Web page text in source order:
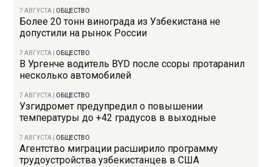
7 АВГУСТА ОБЩЕСТВО
Более 20 тонн винограда из Узбекистана не
допустили на рынок России
7 АВГУСТА ОБЩЕСТВО
В Ургенче водитель BYD после ссоры протаранил
несколько автомобилей
7 АВГУСТА ОБЩЕСТВО
Узгидромет предупредил о повышении
температуры до +42 градусов в выходные
7 АВГУСТА ОБЩЕСТВО
Агентство миграции расширило программу
трудоустройства узбекистанцев в США